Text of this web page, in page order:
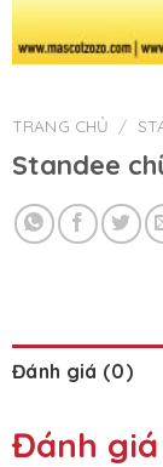
TRANG CHỦ /
Standee
Đánh giá (0)
Đánh giá